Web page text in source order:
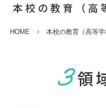
本校の教育（高
HOME 本校の教育（高等学
3領